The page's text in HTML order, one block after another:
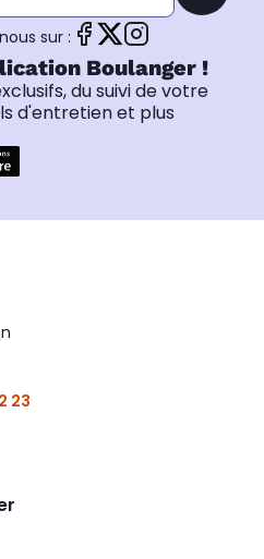
sur :
Boulanger !
du suivi de votre
d'entretien et plus
23